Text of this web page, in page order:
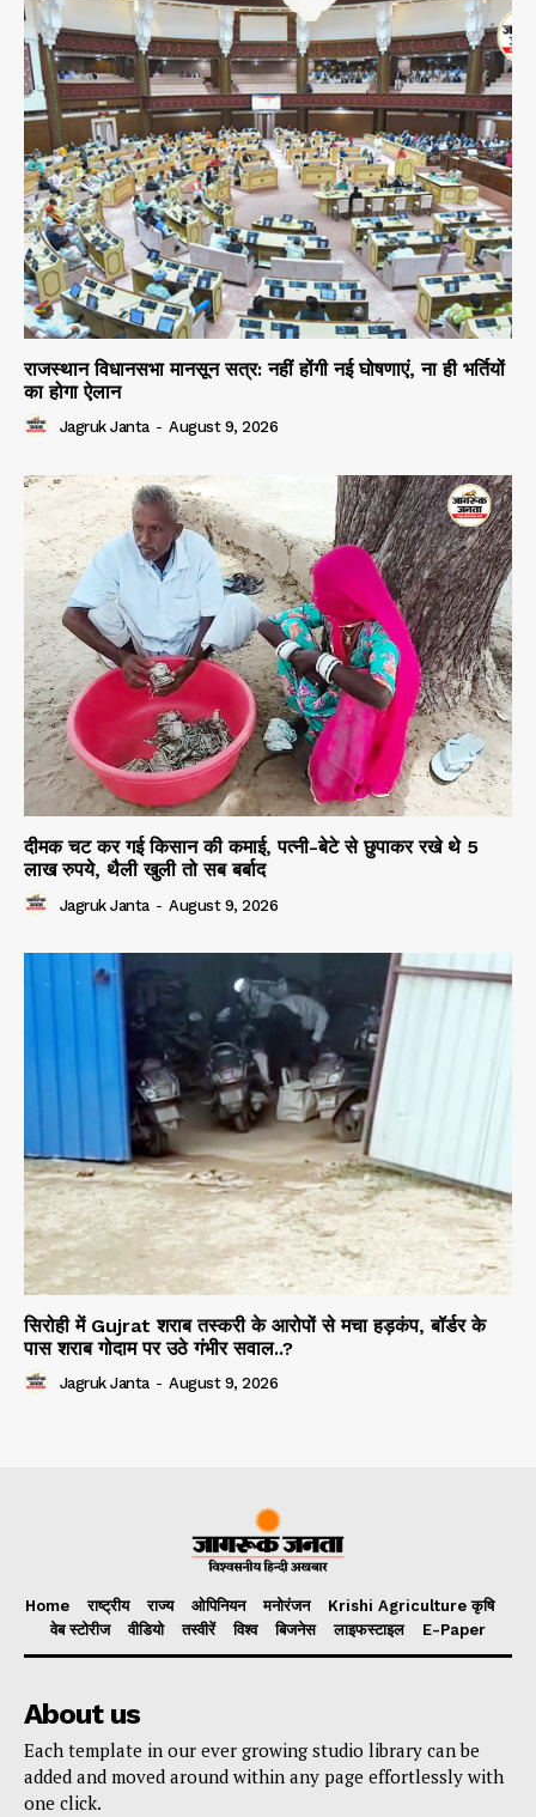
राजस्थान विधानसभा मानसून सत्र: नहीं होंगी नई घोषणाएं, ना ही भर्तियों
का होगा ऐलान
Jagruk Janta - August 9, 2026
दीमक चट कर गई किसान की कमाई, पत्नी-बेटे से छुपाकर रखे थे 5
लाख रुपये, थैली खुली तो सब बर्बाद
Jagruk Janta - August 9, 2026
सिरोही में Gujrat शराब तस्करी के आरोपों से मचा हड़कंप, बॉर्डर के
पास शराब गोदाम पर उठे गंभीर सवाल..?
Jagruk Janta - August 9, 2026
Home राष्ट्रीय राज्य ओपिनियन मनोरंजन
Krishi Agriculture कृषि
वेब स्टोरीज
वीडियो तस्वीरें विश्व बिजनेस लाइफस्टाइल E-Paper
About us
Each template in our ever growing studio library can be
added and moved around within any page effortlessly with
one click.